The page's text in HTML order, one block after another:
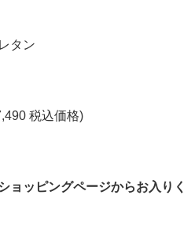
タン
税込価格)
ョッピングページからお入りく